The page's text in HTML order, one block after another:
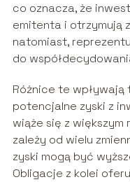
co oznacza, że
emitenta i otrzymują
natomiast,
do
Różnice te wpływają
potencjalne zyski z
wiąże się z
zależy od wielu
zyski mogą być
Obligacje z kolei